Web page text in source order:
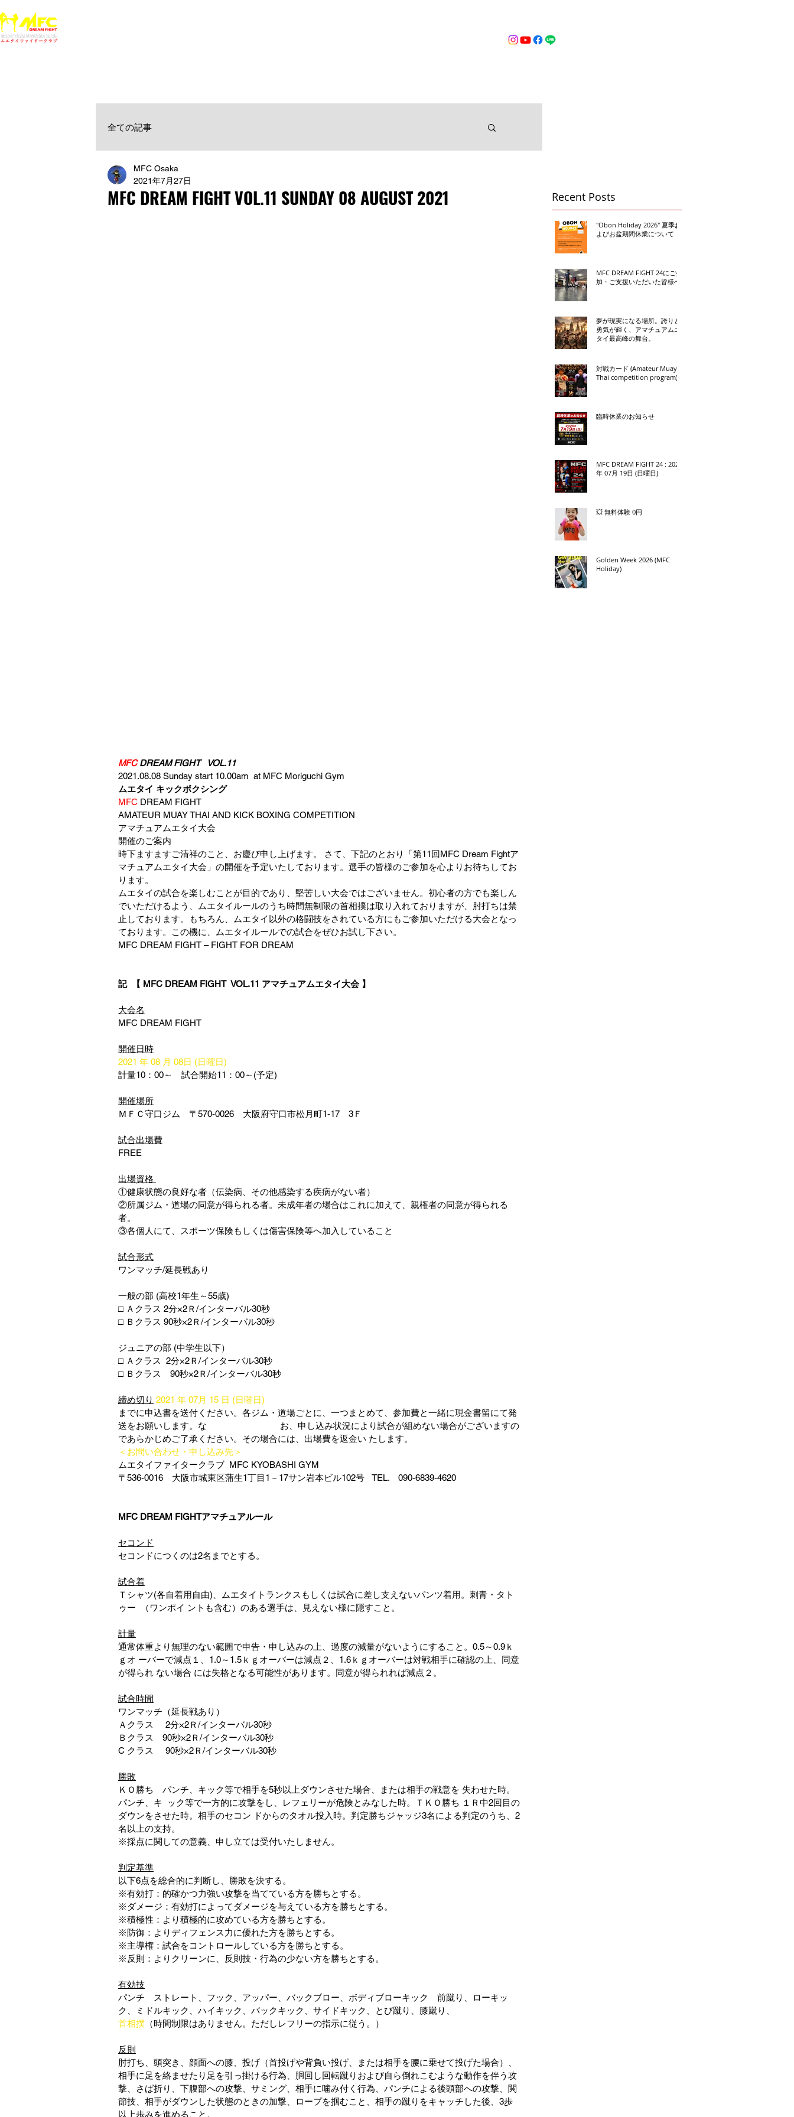
全ての記事
MFC DREAM FIGHT VOL.11 SUNDAY 08 AUGUST 2021
MFC Osaka
2021年7月27日
MFC DREAM FIGHT   VOL.11
2021.08.08 Sunday start 10.00am  at MFC Moriguchi Gym
ムエタイ キックボクシング
MFC DREAM FIGHT
AMATEUR MUAY THAI AND KICK BOXING COMPETITION
アマチュアムエタイ大会
開催のご案内
時下ますますご清祥のこと、お慶び申し上げます。 さて、下記のとおり「第11回MFC Dream Fightア
マチュアムエタイ大会」の開催を予定いたしております。選手の皆様のご参加を心よりお待ちしてお
ります。
ムエタイの試合を楽しむことが目的であり、堅苦しい大会ではございません。初心者の方でも楽しん
でいただけるよう、ムエタイルールのうち時間無制限の首相撲は取り入れておりますが、肘打ちは禁
止しております。もちろん、ムエタイ以外の格闘技をされている方にもご参加いただける大会となっ
ております。この機に、ムエタイルールでの試合をぜひお試し下さい。
MFC DREAM FIGHT – FIGHT FOR DREAM
記  【 MFC DREAM FIGHT  VOL.11 アマチュアムエタイ大会 】
大会名
MFC DREAM FIGHT
開催日時
2021 年 08 月 08日 (日曜日)
計量10：00～　試合開始11：00～(予定)
開催場所
ＭＦＣ守口ジム　〒570-0026　大阪府守口市松月町1-17　3Ｆ
試合出場費
FREE
出場資格
①健康状態の良好な者（伝染病、その他感染する疾病がない者）
②所属ジム・道場の同意が得られる者。未成年者の場合はこれに加えて、親権者の同意が得られる
者。
③各個人にて、スポーツ保険もしくは傷害保険等へ加入していること
試合形式
ワンマッチ/延長戦あり
一般の部 (高校1年生～55歳)
□ Ａクラス 2分×2Ｒ/インターバル30秒
□ Ｂクラス 90秒×2Ｒ/インターバル30秒
ジュニアの部 (中学生以下）
□ Ａクラス  2分×2Ｒ/インターバル30秒
□ Ｂクラス　90秒×2Ｒ/インターバル30秒
締め切り 2021 年 07月 15 日 (日曜日)
までに申込書を送付ください。各ジム・道場ごとに、一つまとめて、参加費と一緒に現金書留にて発
送をお願いします。な                               お、申し込み状況により試合が組めない場合がございますの
であらかじめご了承ください。その場合には、出場費を返金い たします。
＜お問い合わせ・申し込み先＞
ムエタイファイタークラブ  MFC KYOBASHI GYM
〒536-0016　大阪市城東区蒲生1丁目1－17サン岩本ビル102号   TEL.　090-6839-4620
MFC DREAM FIGHTアマチュアルール
セコンド
セコンドにつくのは2名までとする。
試合着
Ｔシャツ(各自着用自由)、ムエタイトランクスもしくは試合に差し支えないパンツ着用。刺青・タト
ゥー  （ワンポイ ントも含む）のある選手は、見えない様に隠すこと。
計量
通常体重より無理のない範囲で申告・申し込みの上、過度の減量がないようにすること。0.5～0.9ｋ
ｇオ ーバーで減点１、1.0～1.5ｋｇオーバーは減点２、1.6ｋｇオーバーは対戦相手に確認の上、同意
が得られ ない場合 には失格となる可能性があります。同意が得られれば減点２。
試合時間
ワンマッチ（延長戦あり）
Ａクラス     2分×2Ｒ/インターバル30秒
Ｂクラス　90秒×2Ｒ/インターバル30秒
C クラス     90秒×2Ｒ/インターバル30秒
勝敗
ＫＯ勝ち　パンチ、キック等で相手を5秒以上ダウンさせた場合、または相手の戦意を 失わせた時。
パンチ、キ  ック等で一方的に攻撃をし、レフェリーが危険とみなした時。ＴＫＯ勝ち １Ｒ中2回目の
ダウンをさせた時。相手のセコン ドからのタオル投入時。判定勝ちジャッジ3名による判定のうち、2
名以上の支持。
※採点に関しての意義、申し立ては受付いたしません。
判定基準
以下6点を総合的に判断し、勝敗を決する。
※有効打：的確かつ力強い攻撃を当てている方を勝ちとする。
※ダメージ：有効打によってダメージを与えている方を勝ちとする。
※積極性：より積極的に攻めている方を勝ちとする。
※防御：よりディフェンス力に優れた方を勝ちとする。
※主導権：試合をコントロールしている方を勝ちとする。
※反則：よりクリーンに、反則技・行為の少ない方を勝ちとする。
有効技
パンチ　ストレート、フック、アッパー、バックブロー、ボディブローキック　前蹴り、ローキッ
ク、ミドルキック、ハイキック、バックキック、サイドキック、とび蹴り、膝蹴り、
首相撲 （時間制限はありません。ただしレフリーの指示に従う。）
反則
肘打ち、頭突き、顔面への膝、投げ（首投げや背負い投げ、または相手を腰に乗せて投げた場合）、
相手に足を絡ませたり足を引っ掛ける行為、胴回し回転蹴りおよび自ら倒れこむような動作を伴う攻
撃、さば折り、下腹部への攻撃、サミング、相手に噛み付く行為、パンチによる後頭部への攻撃、関
節技、相手がダウンした状態のときの加撃、ロープを掴むこと、相手の蹴りをキャッチした後、3歩
以上歩みを進めること。
Recent Posts
"Obon Holiday 2026" 夏季お
よびお盆期間休業について
MFC DREAM FIGHT 24にご参
加・ご支援いただいた皆様へ
夢が現実になる場所。誇りと
勇気が輝く、アマチュアムエ
タイ最高峰の舞台。
対戦カード (Amateur Muay
Thai competition program)
臨時休業のお知らせ
MFC DREAM FIGHT 24 : 2026
年 07月 19日 (日曜日)
💥 無料体験 0円
Golden Week 2026 (MFC
Holiday)